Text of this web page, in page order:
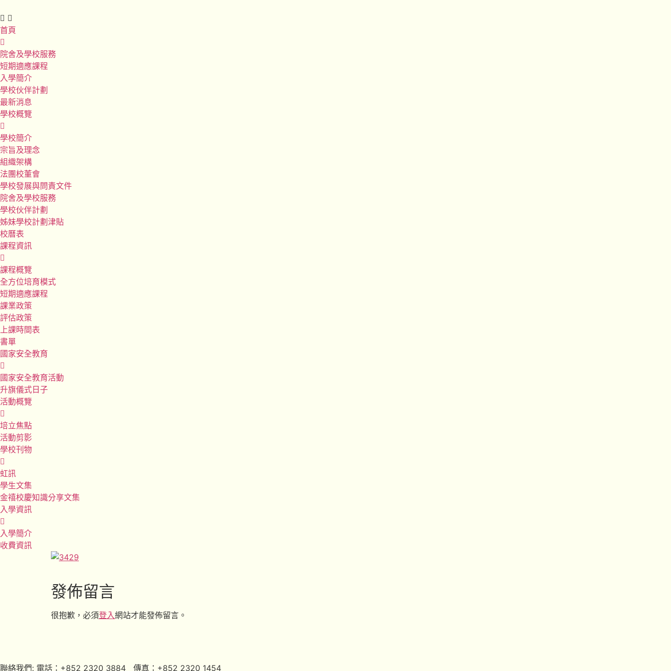
首頁
院舍及學校服務
短期適應課程
入學簡介
學校伙伴計劃
最新消息
學校概覽
學校簡介
宗旨及理念
組織架構
法團校董會
學校發展與問責文件
院舍及學校服務
學校伙伴計劃
姊妹學校計劃津貼
校曆表
課程資訊
課程概覽
全方位培育模式
短期適應課程
課業政策
評估政策
上課時間表
書單
國家安全教育
國家安全教育活動
升旗儀式日子
活動概覽
培立焦點
活動剪影
學校刊物
虹訊
學生文集
金禧校慶知識分享文集
入學資訊
入學簡介
收費資訊
發佈留言
很抱歉，必須登入網站才能發佈留言。
聯絡我們: 電話：+852 2320 3884 傳真：+852 2320 1454